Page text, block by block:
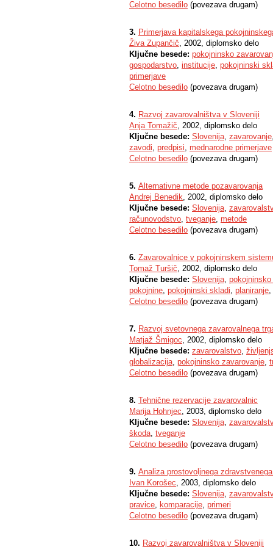
Celotno besedilo (povezava drugam)
3. Primerjava kapitalskega
Živa Zupančič, 2002, diplomsko delo
Ključne besede: pokojninsko
gospodarstvo, institucije, pokojninski
primerjave
Celotno besedilo (povezava drugam)
4. Razvoj zavarovalništva v Sloveniji
Anja Tomažič, 2002, diplomsko delo
Ključne besede: Slovenija, zavarovanje
zavodi, predpisi, mednarodne primerjave
Celotno besedilo (povezava drugam)
5. Alternativne metode pozavarovanja
Andrej Benedik, 2002, diplomsko delo
Ključne besede: Slovenija,
računovodstvo, tveganje, metode
Celotno besedilo (povezava drugam)
6. Zavarovalnice v pokojninskem
Tomaž Turšič, 2002, diplomsko delo
Ključne besede: Slovenija,
pokojnine, pokojninski skladi, planiranje,
Celotno besedilo (povezava drugam)
7. Razvoj svetovnega zavarovalnega
Matjaž Šmigoc, 2002, diplomsko delo
Ključne besede: zavarovalstvo,
globalizacija, pokojninsko zavarovanje,
Celotno besedilo (povezava drugam)
8. Tehnične rezervacije zavarovalnic
Marija Hohnjec, 2003, diplomsko delo
Ključne besede: Slovenija,
škoda, tveganje
Celotno besedilo (povezava drugam)
9. Analiza prostovoljnega
Ivan Korošec, 2003, diplomsko delo
Ključne besede: Slovenija,
pravice, komparacije, primeri
Celotno besedilo (povezava drugam)
10. Razvoj zavarovalništva v Sloveniji